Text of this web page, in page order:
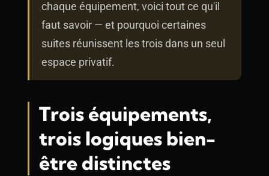
chaque équipement, voici tout ce qu'il
faut savoir — et pourquoi certaines
suites réunissent les trois dans un seul
espace privatif.
Trois équipements,
trois logiques bien-
être distinctes